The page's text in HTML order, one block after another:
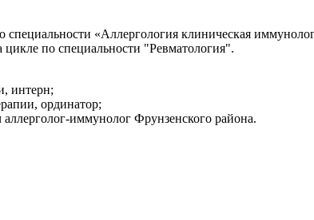
«Аллергология клиническая
по специальности "Ревматология".
интерн;
ординатор;
иммунолог Фрунзенского района.